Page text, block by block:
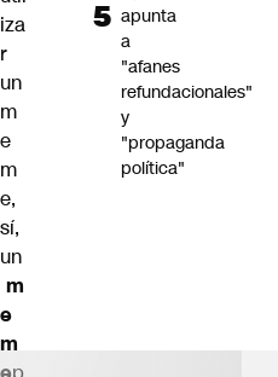
iza
r
un
m
e
m
e,
sí,
un
m
e
m
apunta
a
"afanes
refundacionales"
y
"propaganda
política"